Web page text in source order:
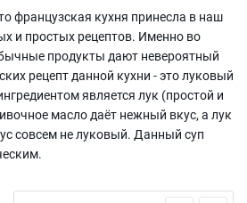
французская кухня принесла в наш
и простых рецептов. Именно во
продукты дают невероятный
рецепт данной кухни - это луковый
является лук (простой и
масло даёт нежный вкус, а лук
совсем не луковый. Данный суп